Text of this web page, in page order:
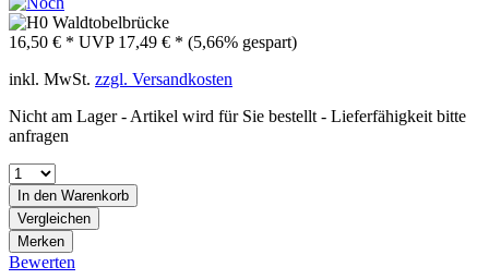
16,50 € * UVP 17,49 € * (5,66% gespart)
inkl. MwSt. zzgl. Versandkosten
Nicht am Lager - Artikel wird für Sie bestellt - Lieferfähigkeit bitte
anfragen
In den Warenkorb
Vergleichen
Merken
Bewerten